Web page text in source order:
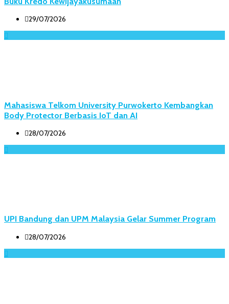
29/07/2026
Mahasiswa Telkom University Purwokerto Kembangkan
Body Protector Berbasis IoT dan AI
28/07/2026
UPI Bandung dan UPM Malaysia Gelar Summer Program
28/07/2026